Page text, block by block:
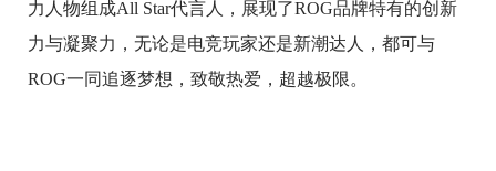
力人物组成All Star代言人，展现了ROG品牌特有的创新
力与凝聚力，无论是电竞玩家还是新潮达人，都可与
ROG一同追逐梦想，致敬热爱，超越极限。